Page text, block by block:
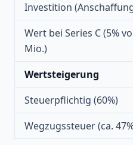
Investition
Wert bei Series C (5%
Mio.)
Wertsteigerung
Steuerpflichtig (60%)
Wegzugssteuer (ca.